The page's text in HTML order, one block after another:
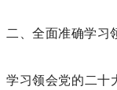
二、全面准确学习
学习领会党的二十